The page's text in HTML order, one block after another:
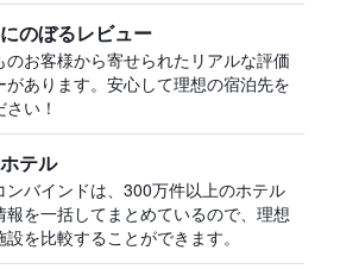
のぼるレビュー
のお客様から寄せられたリアルな評価
があります。安心して理想の宿泊先を
い！
テル
ンバインドは、300万件以上のホテル
報を一括してまとめているので、理想
を比較することができます。